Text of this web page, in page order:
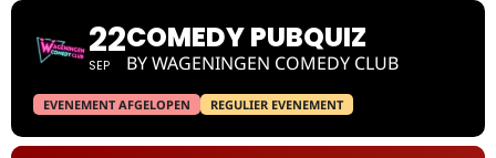
22
SEP
COMEDY PUBQUIZ
BY WAGENINGEN COMEDY CLUB
EVENEMENT AFGELOPEN REGULIER EVENEMENT